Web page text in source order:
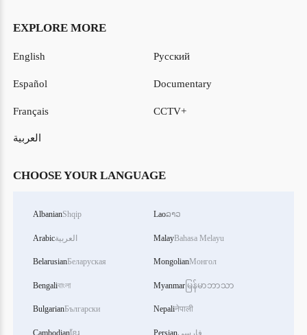
EXPLORE MORE
English
Español
Français
العربية
Русский
Documentary
CCTV+
CHOOSE YOUR LANGUAGE
AlbanianShqip
Arabicالعربية
BelarusianБеларуская
Bengaliবাংলা
BulgarianБългарски
Cambodianខ្មែរ
Laoລາວ
MalayBahasa Melayu
MongolianМонгол
Myanmar မြန်မာဘာသာ
Nepaliनेपाली
Persianفارسی